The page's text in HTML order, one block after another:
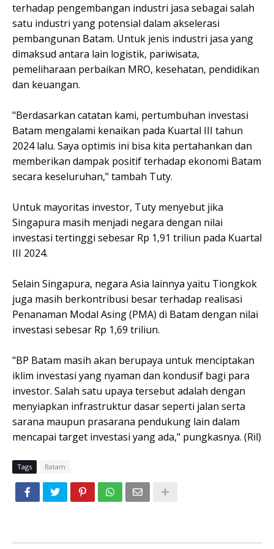
terhadap pengembangan industri jasa sebagai salah
satu industri yang potensial dalam akselerasi
pembangunan Batam. Untuk jenis industri jasa yang
dimaksud antara lain logistik, pariwisata,
pemeliharaan perbaikan MRO, kesehatan, pendidikan
dan keuangan.
"Berdasarkan catatan kami, pertumbuhan investasi
Batam mengalami kenaikan pada Kuartal III tahun
2024 lalu. Saya optimis ini bisa kita pertahankan dan
memberikan dampak positif terhadap ekonomi Batam
secara keseluruhan," tambah Tuty.
Untuk mayoritas investor, Tuty menyebut jika
Singapura masih menjadi negara dengan nilai
investasi tertinggi sebesar Rp 1,91 triliun pada Kuartal
III 2024.
Selain Singapura, negara Asia lainnya yaitu Tiongkok
juga masih berkontribusi besar terhadap realisasi
Penanaman Modal Asing (PMA) di Batam dengan nilai
investasi sebesar Rp 1,69 triliun.
"BP Batam masih akan berupaya untuk menciptakan
iklim investasi yang nyaman dan kondusif bagi para
investor. Salah satu upaya tersebut adalah dengan
menyiapkan infrastruktur dasar seperti jalan serta
sarana maupun prasarana pendukung lain dalam
mencapai target investasi yang ada," pungkasnya. (Ril)
Tags Batam